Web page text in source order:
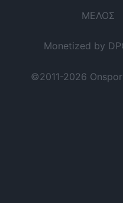
ΜΕΛΟΣ
Monetized by
©2011-2026